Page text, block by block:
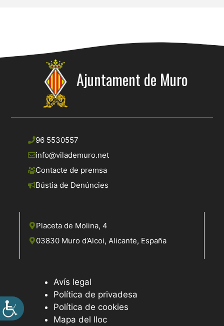
Ajuntament de Muro
96 5530557
info@vilademuro.net
Contacte de premsa
Bústia de Denúncies
Placeta de Molina, 4
03830 Muro d’Alcoi, Alicante, España
Avís legal
Política de privadesa
Política de cookies
Mapa del lloc